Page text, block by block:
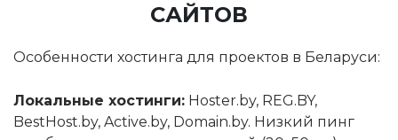
САЙТОВ
Особенности хостинга для проектов в Беларуси:
Локальные хостинги: Hoster.by, REG.BY,
BestHost.by, Active.by, Domain.by. Низкий пинг